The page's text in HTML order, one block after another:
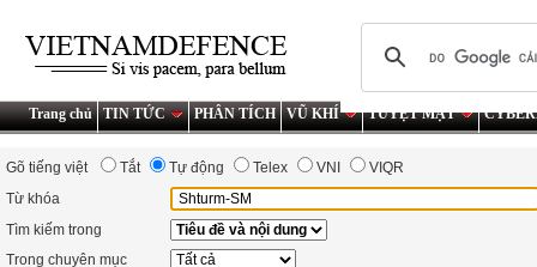
Trang chủ TIN TỨC PHÂN TÍCH VŨ KHÍ TUYỆT MẬT
Gõ tiếng việt Tắt Tự động Telex VNI
VIQR
Từ khóa
Tìm kiếm trong
Trong chuyên mục